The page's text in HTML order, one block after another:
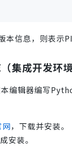
本信息，则表示
集成开发环境
编辑器编写
，下载并安装。
安装。